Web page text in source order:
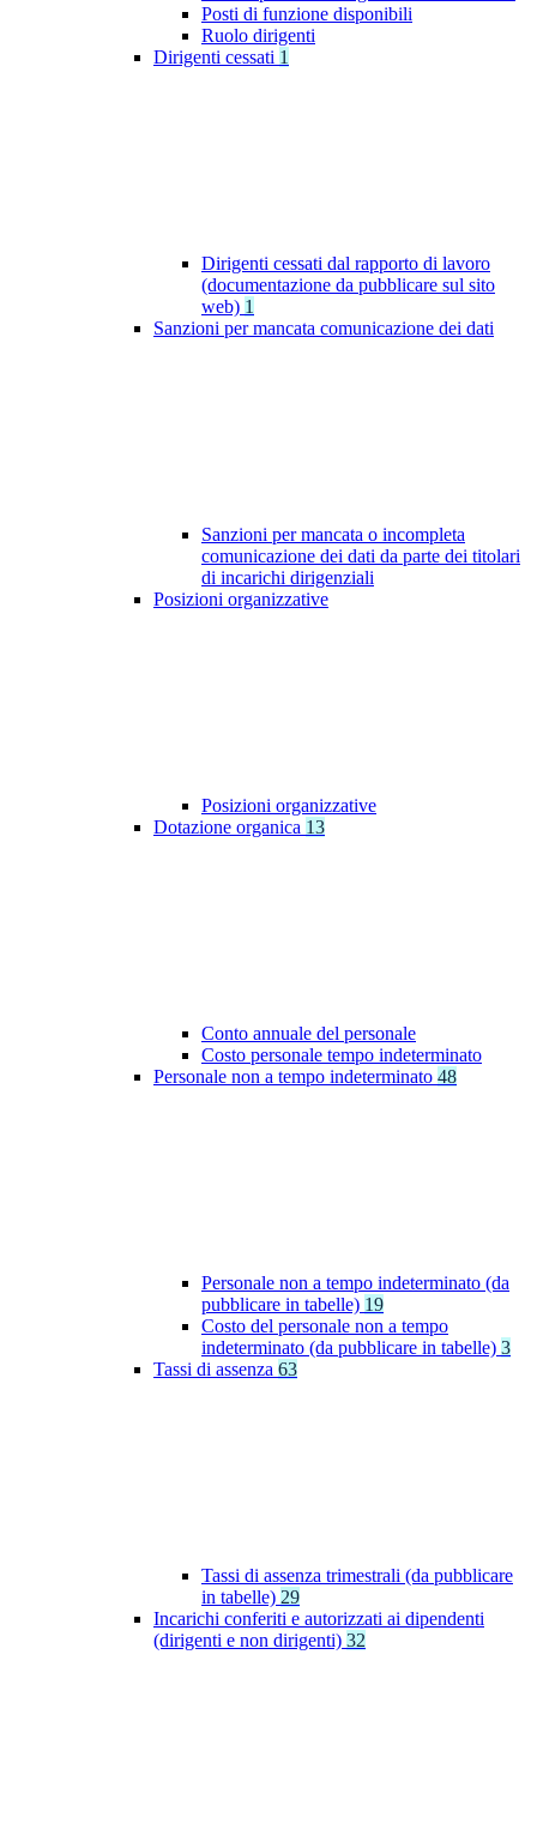
Posti di funzione disponibili
Ruolo dirigenti
Dirigenti cessati 1
Dirigenti cessati dal rapporto di lavoro
(documentazione da pubblicare sul sito
web) 1
Sanzioni per mancata comunicazione dei dati
Sanzioni per mancata o incompleta
comunicazione dei dati da parte dei titolari
di incarichi dirigenziali
Posizioni organizzative
Posizioni organizzative
Dotazione organica 13
Conto annuale del personale
Costo personale tempo indeterminato
Personale non a tempo indeterminato 48
Personale non a tempo indeterminato (da
pubblicare in tabelle) 19
Costo del personale non a tempo
indeterminato (da pubblicare in tabelle) 3
Tassi di assenza 63
Tassi di assenza trimestrali (da pubblicare
in tabelle) 29
Incarichi conferiti e autorizzati ai dipendenti
(dirigenti e non dirigenti) 32